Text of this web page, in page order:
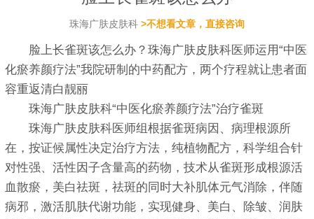
珠海广肤皮肤科 >不想看文章，直接咨询
脸上长雀斑该怎么办？珠海广肤皮肤科医师运用“中医
化瘀养颜疗法”我院研制的中药配方，两个疗程就让患者面
容重返清白靓丽
珠海广肤皮肤科“中医化瘀养颜疗法”治疗雀斑
珠海广肤皮肤科医师组根据雀斑病因、病理根源所
在，按证候属性决定治疗方法，纯植物配方，科学组合针
对性强、活性因子含量高的药物，技术从雀斑形成根源活
血散瘀，美白祛斑，祛斑的同时大补肌体元气消除，伴随
病邪，激活肌肤代谢功能，实现健身、美白、除皱、润肤